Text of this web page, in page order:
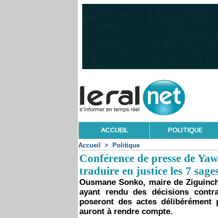
ACCUEIL POLITIQUE
Accueil > Politique
Conférence de presse de
traduire en justice les 7
Ousmane Sonko, maire de
ayant rendu des décisions
poseront des actes
auront à rendre compte.